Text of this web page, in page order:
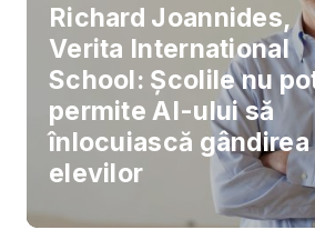
Richard Joannides,
Verita International
School: Școlile nu
permite AI-ului să
înlocuiască gândirea
elevilor